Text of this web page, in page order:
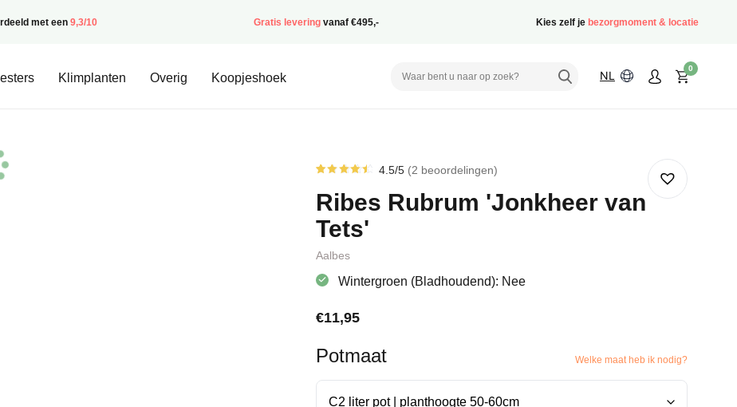
met een 9,3/10 Gratis levering vanaf €495,- Kies zelf je bezorgmoment & locatie
Klimplanten Overig Koopjeshoek NL
0
4.50 op
5
gebaseerd
klantbeoordelingen
4.5/5 2 beoordelingen
Ribes Rubrum 'Jonkheer van
Tets'
Aalbes
Wintergroen (Bladhoudend): Nee
€11,95
Potmaat Welke maat heb ik nodig?